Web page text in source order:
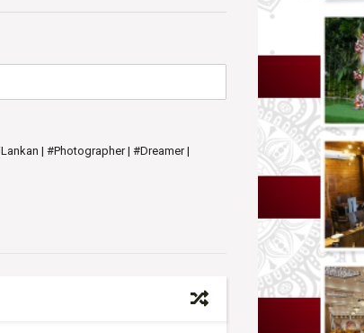
| #Photographer | #Dreamer |